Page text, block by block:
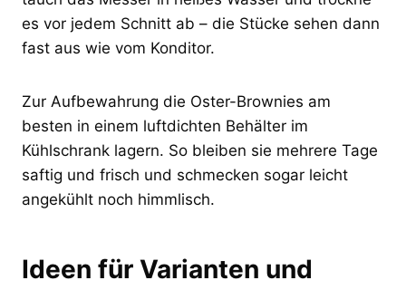
es vor jedem Schnitt ab – die Stücke sehen dann
fast aus wie vom Konditor.
Zur Aufbewahrung die Oster-Brownies am
besten in einem luftdichten Behälter im
Kühlschrank lagern. So bleiben sie mehrere Tage
saftig und frisch und schmecken sogar leicht
angekühlt noch himmlisch.
Ideen für Varianten und